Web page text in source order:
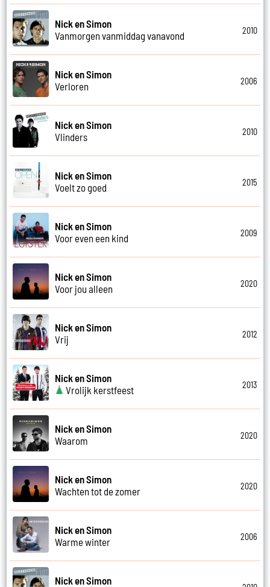
Nick en Simon
Vanmorgen vanmiddag vanavond
2010
Nick en Simon
Verloren
2006
Nick en Simon
Vlinders
2010
Nick en Simon
Voelt zo goed
2015
Nick en Simon
Voor even een kind
2009
Nick en Simon
Voor jou alleen
2020
Nick en Simon
Vrij
2012
Nick en Simon
Vrolijk kerstfeest
2013
Nick en Simon
Waarom
2020
Nick en Simon
Wachten tot de zomer
2020
Nick en Simon
Warme winter
2006
Nick en Simon